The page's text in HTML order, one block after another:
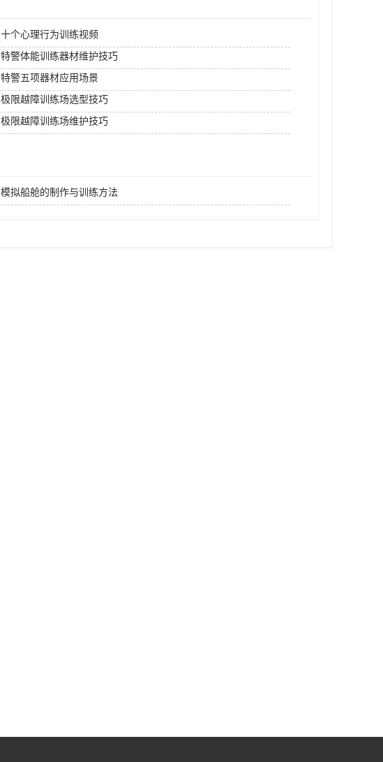
十个心理行为训练视频
特警体能训练器材维护技巧
特警五项器材应用场景
极限越障训练场选型技巧
极限越障训练场维护技巧
模拟船舱的制作与训练方法